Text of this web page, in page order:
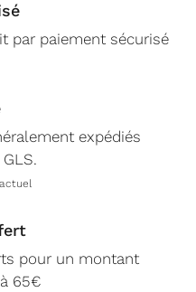
par paiement sécurisé
expédiés
pour un montant
65€